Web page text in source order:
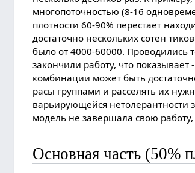
многопоточностью (8-16
плотности 60-90% перестаёт
достаточно нескольких сотен
было от 4000-60000. Проводились
закончили работу, что
комбинации может быть
расы группами и расселять их
варьирующейся нетолерантности
модель не завершала свою
Основная часть (50%